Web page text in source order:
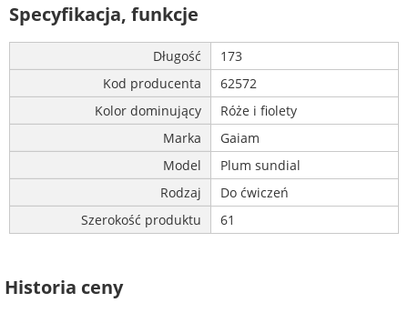
Specyfikacja, funkcje
Długość
173
Kod producenta
62572
Kolor dominujący
Róże i fiolety
Marka
Gaiam
Model
Plum sundial
Rodzaj
Do ćwiczeń
Szerokość produktu
61
Historia ceny